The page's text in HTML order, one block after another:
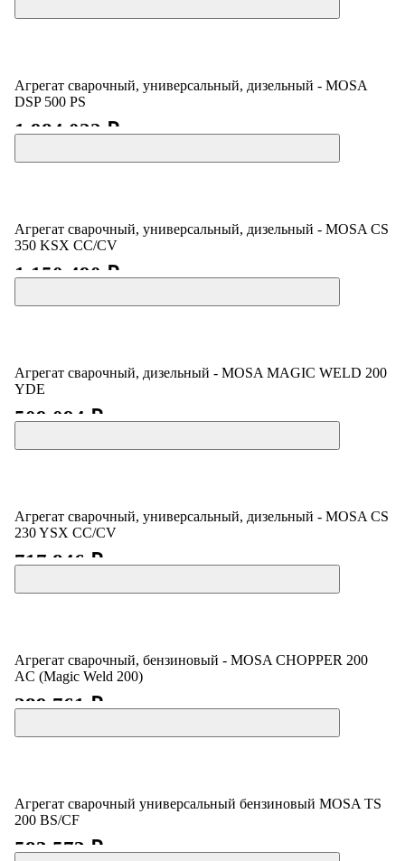
Агрегат сварочный, универсальный, дизельный - MOSA
DSP 500 PS
1 984 022 ₽
Агрегат сварочный, универсальный, дизельный - MOSA CS
350 KSX CC/CV
1 150 490 ₽
Агрегат сварочный, дизельный - MOSA MAGIC WELD 200
YDE
509 094 ₽
Агрегат сварочный, универсальный, дизельный - MOSA CS
230 YSX CC/CV
717 846 ₽
Агрегат сварочный, бензиновый - MOSA CHOPPER 200
AC (Magic Weld 200)
289 761 ₽
Агрегат сварочный универсальный бензиновый MOSA TS
200 BS/CF
583 573 ₽